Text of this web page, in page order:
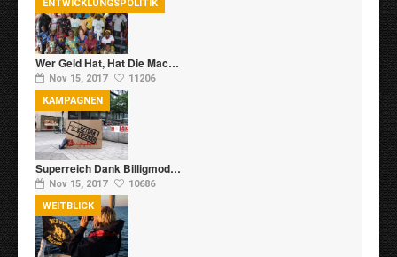
Wer Geld Hat, Hat Die Mac…
Nov 15, 2017 11206
ENTWICKLUNGSPOLITIK
Superreich Dank Billigmod…
Nov 15, 2017 10686
KAMPAGNEN
WEITBLICK